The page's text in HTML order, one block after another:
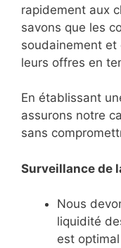
rapidement aux
savons que les
soudainement
leurs offres en
En établissant
assurons notre
sans
Surveillance de
Nous
liquidité
est